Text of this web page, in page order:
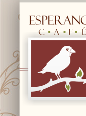
© Free Joomla! 3 Modules-